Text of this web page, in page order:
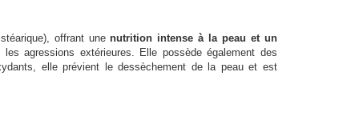
offrant unenutrition intense à la peau et un
agressions extérieures. Elle possède également des
elle prévient le dessèchement de la peau et est